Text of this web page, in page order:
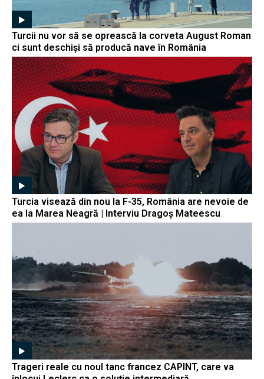
Turcii nu vor să se oprească la corveta August Roman
ci sunt deschiși să producă nave în România
Turcia visează din nou la F-35, România are nevoie de
ea la Marea Neagră | Interviu Dragoș Mateescu
Trageri reale cu noul tanc francez CAPINT, care va